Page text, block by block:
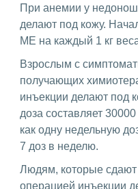
При анемии у
делают под кожу.
МЕ на каждый 1 кг
Взрослым с
получающих
инъекции делают под
доза составляет
как одну недельную
7 доз в неделю.
Людям, которые сдают
операцией инъекции